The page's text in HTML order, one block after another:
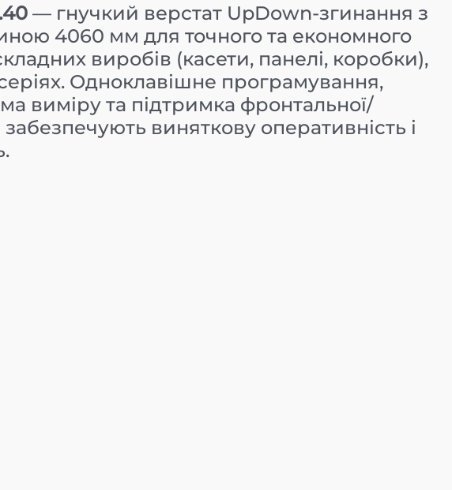
— гнучкий верстат UpDown-згинання з
4060 мм для точного та економного
виробів (касети, панелі, коробки),
Одноклавішне програмування,
виміру та підтримка фронтальної/
виняткову оперативність і